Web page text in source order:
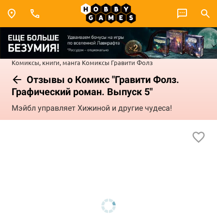
Комиксы, книги, манга Комиксы Гравити Фолз
Отзывы о Комикс "Гравити Фолз.
Графический роман. Выпуск 5"
Мэйбл управляет Хижиной и другие чудеса!